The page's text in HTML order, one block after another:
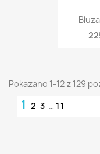
Pokazano 1-12 z 129
1 2 3 … 11